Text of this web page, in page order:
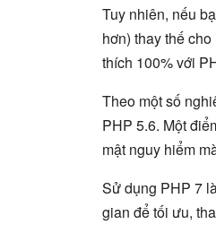
Tuy nhiên, nếu
hơn) thay thế
thích 100% với
Theo một số
PHP 5.6. Một
mật nguy hiểm
Sử dụng PHP 7
gian để tối ưu,